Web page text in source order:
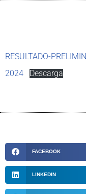
RESULTADO-
2024
Descarga
FACEBOOK
LINKEDIN